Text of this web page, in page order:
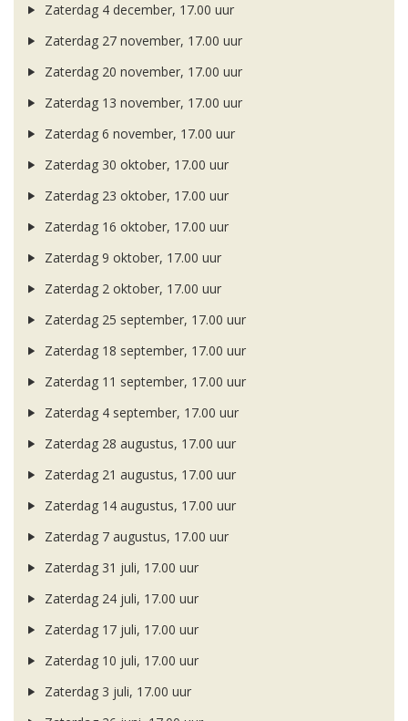
Zaterdag 4 december, 17.00 uur
Zaterdag 27 november, 17.00 uur
Zaterdag 20 november, 17.00 uur
Zaterdag 13 november, 17.00 uur
Zaterdag 6 november, 17.00 uur
Zaterdag 30 oktober, 17.00 uur
Zaterdag 23 oktober, 17.00 uur
Zaterdag 16 oktober, 17.00 uur
Zaterdag 9 oktober, 17.00 uur
Zaterdag 2 oktober, 17.00 uur
Zaterdag 25 september, 17.00 uur
Zaterdag 18 september, 17.00 uur
Zaterdag 11 september, 17.00 uur
Zaterdag 4 september, 17.00 uur
Zaterdag 28 augustus, 17.00 uur
Zaterdag 21 augustus, 17.00 uur
Zaterdag 14 augustus, 17.00 uur
Zaterdag 7 augustus, 17.00 uur
Zaterdag 31 juli, 17.00 uur
Zaterdag 24 juli, 17.00 uur
Zaterdag 17 juli, 17.00 uur
Zaterdag 10 juli, 17.00 uur
Zaterdag 3 juli, 17.00 uur